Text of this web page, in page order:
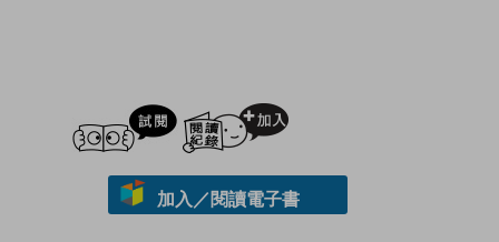
試閲
加入／閱讀電子書